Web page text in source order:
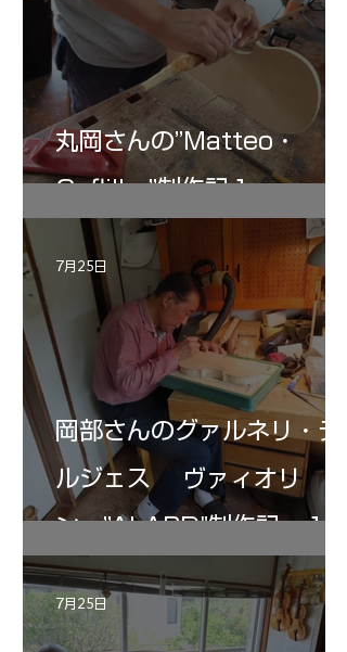
丸岡さんの”Matteo・
Gofliller”制作記１
岡部さんのグァルネリ・デ
ルジェス ヴァィオリ
ン ”ALARD"制作記 １2
7月25日
7月25日